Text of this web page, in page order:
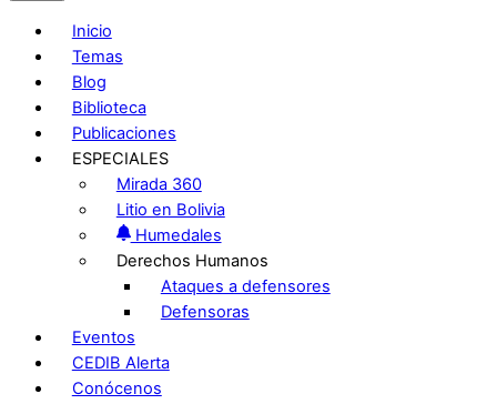
Inicio
Temas
Blog
Biblioteca
Publicaciones
ESPECIALES
Mirada 360
Litio en Bolivia
Humedales
Derechos Humanos
Ataques a defensores
Defensoras
Eventos
CEDIB Alerta
Conócenos